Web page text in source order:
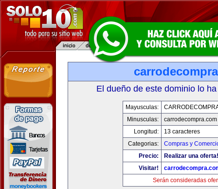
El dueño de este dominio lo
Mayusculas:
Minusculas:
carrodecompra.com
Longitud:
13 caracteres
Categorias:
Compras y
Precio:
Realizar una oferta!
Visitar!
Serán consideradas